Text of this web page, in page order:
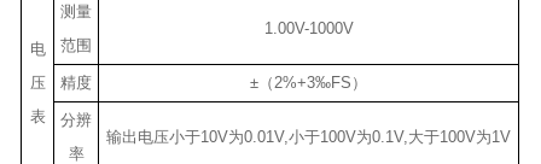
电
压
表
测量
范围
1.00V-1000V
精度 ±（2%+3‰FS）
分辨
率
输出电压小于10V为0.01V,小于100V为0.1V,大于100V为1V